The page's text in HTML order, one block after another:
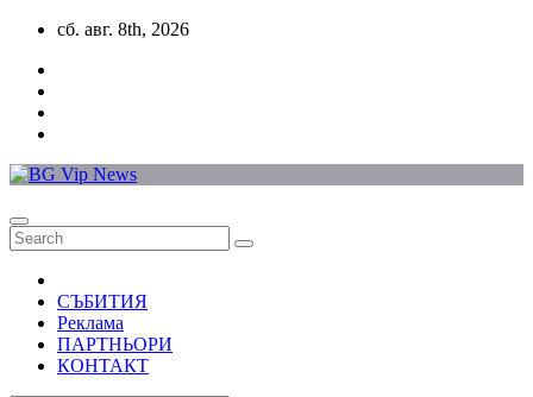
Skip
content
сб. авг. 8th, 2026
СЪБИТИЯ
Реклама
ПАРТНЬОРИ
КОНТАКТ